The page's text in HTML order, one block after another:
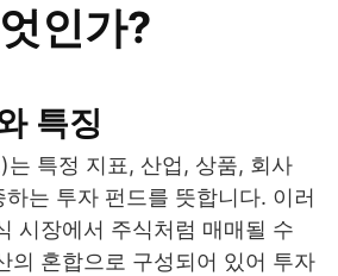
인가?
특징
는 특정 지표, 산업, 상품, 회사
는 투자 펀드를 뜻합니다. 이러
시장에서 주식처럼 매매될 수
의 혼합으로 구성되어 있어 투자